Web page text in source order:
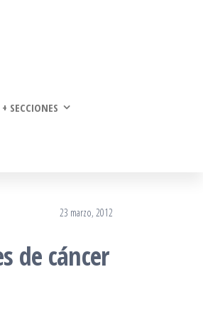
+ SECCIONES
23 marzo, 2012
de cáncer